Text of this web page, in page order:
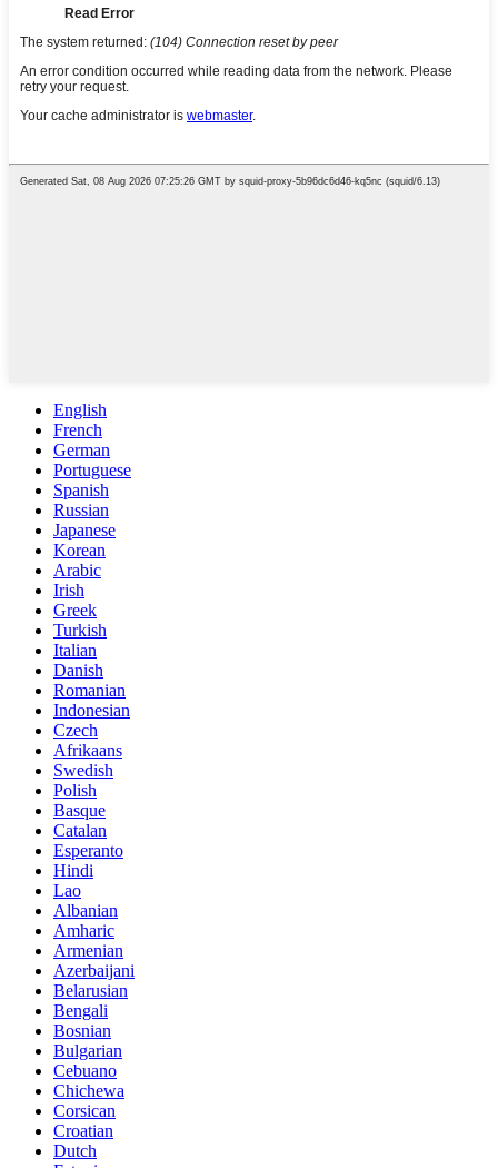
English
French
German
Portuguese
Spanish
Russian
Japanese
Korean
Arabic
Irish
Greek
Turkish
Italian
Danish
Romanian
Indonesian
Czech
Afrikaans
Swedish
Polish
Basque
Catalan
Esperanto
Hindi
Lao
Albanian
Amharic
Armenian
Azerbaijani
Belarusian
Bengali
Bosnian
Bulgarian
Cebuano
Chichewa
Corsican
Croatian
Dutch